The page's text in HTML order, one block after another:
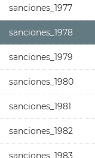
sanciones_1977
sanciones_1978
sanciones_1979
sanciones_1980
sanciones_1981
sanciones_1982
sanciones_1983